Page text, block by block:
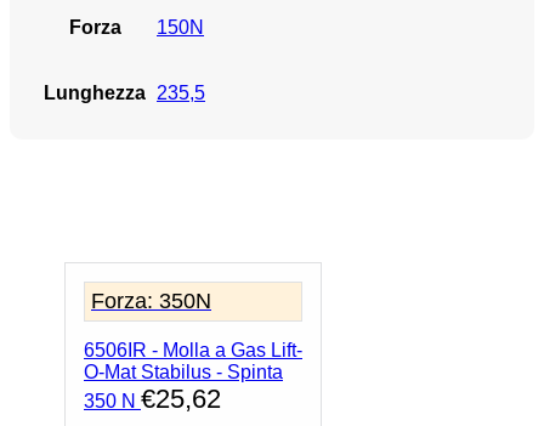
Forza 150N
Lunghezza 235,5
Forza: 350N
6506IR - Molla a Gas Lift-
O-Mat Stabilus - Spinta
350 N €25,62